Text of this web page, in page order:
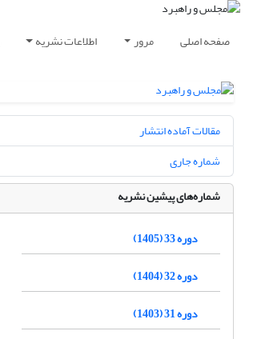
صفحه اصلی مرور اطلاعات نشریه
مقالات آماده انتشار
شماره جاری
شماره‌های پیشین نشریه
دوره 33 (1405)
دوره 32 (1404)
دوره 31 (1403)